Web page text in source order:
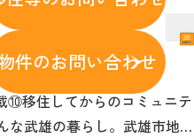
件のお問い合わせ
⑩移住してからのコミュニテ
な武雄の暮らし。武雄市地域